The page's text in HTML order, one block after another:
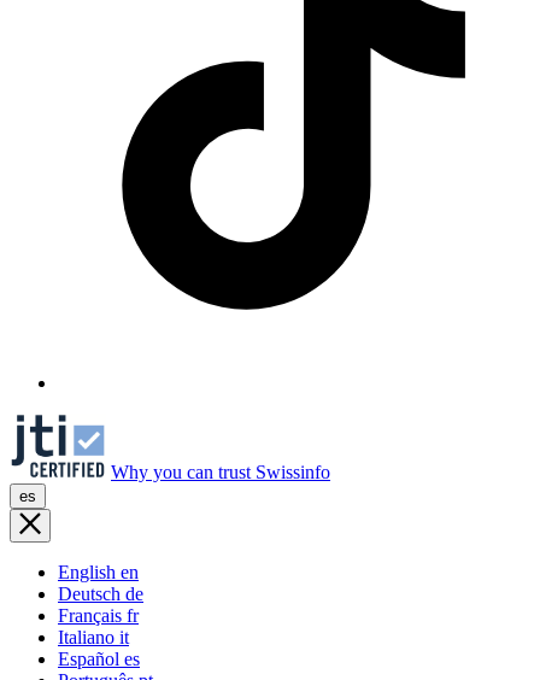
Why you can trust Swissinfo
es
English en
Deutsch de
Français fr
Italiano it
Español es